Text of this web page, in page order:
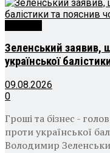
Зеленський заявив,
української
09.08.2026
0
Гроші та бізнес -
проти української
Володимир